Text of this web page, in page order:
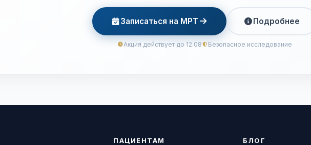
Записаться на МРТ Подробнее
Акция действует до 12.08 Безопасное исследование
ПАЦИЕНТАМ БЛОГ